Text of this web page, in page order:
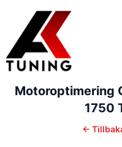
Motoroptimering
1750
←